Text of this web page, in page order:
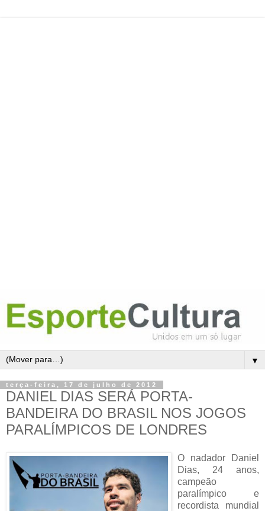
▼
terça-feira, 17 de julho de 2012
DANIEL DIAS SERÁ PORTA-
BANDEIRA DO BRASIL NOS JOGOS
PARALÍMPICOS DE LONDRES
O nadador Daniel
Dias, 24 anos,
campeão
paralímpico e
recordista mundial